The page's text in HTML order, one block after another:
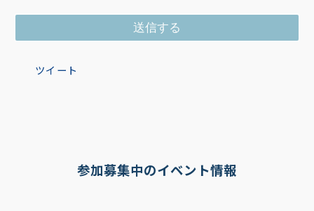
お客様がご自身の個人情報を当社に提供されるか否か
は、お客様のご判断によりますが、もしご提供されない
すので予めご了承ください。
本申込書によりお預かりしたお客様の個人情報及び申込
申込・受講管理（受講証の発行・教材の発送・代金決
ツイート
参加募集中のイベント情報